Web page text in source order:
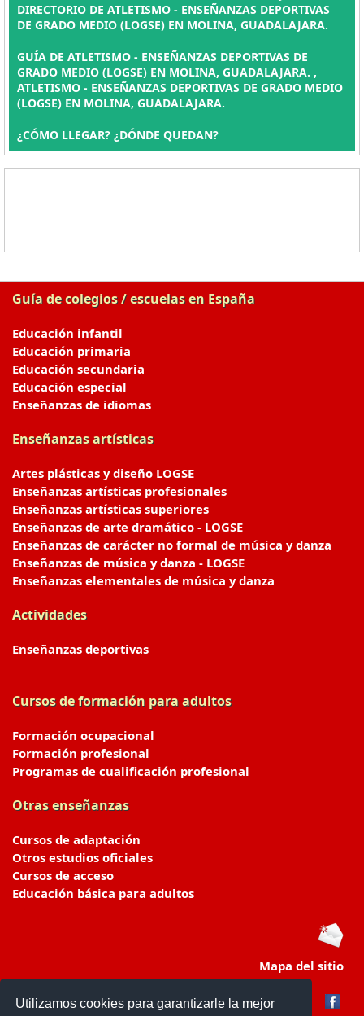
Utilizamos cookies para garantizarle la mejor
DIRECTORIO DE ATLETISMO - ENSEÑANZAS DEPORTIVAS
DE GRADO MEDIO (LOGSE) EN MOLINA, GUADALAJARA.
GUÍA DE ATLETISMO - ENSEÑANZAS DEPORTIVAS DE
GRADO MEDIO (LOGSE) EN MOLINA, GUADALAJARA. ,
ATLETISMO - ENSEÑANZAS DEPORTIVAS DE GRADO MEDIO
(LOGSE) EN MOLINA, GUADALAJARA.
¿CÓMO LLEGAR? ¿DÓNDE QUEDAN?
Guía de colegios / escuelas en España
Educación infantil
Educación primaria
Educación secundaria
Educación especial
Enseñanzas de idiomas
Enseñanzas artísticas
Artes plásticas y diseño LOGSE
Enseñanzas artísticas profesionales
Enseñanzas artísticas superiores
Enseñanzas de arte dramático - LOGSE
Enseñanzas de carácter no formal de música y danza
Enseñanzas de música y danza - LOGSE
Enseñanzas elementales de música y danza
Actividades
Enseñanzas deportivas
Cursos de formación para adultos
Formación ocupacional
Formación profesional
Programas de cualificación profesional
Otras enseñanzas
Cursos de adaptación
Otros estudios oficiales
Cursos de acceso
Educación básica para adultos
Mapa del sitio